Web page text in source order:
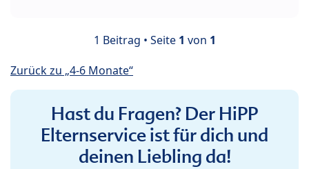
1 Beitrag • Seite 1 von 1
Zurück zu „4-6 Monate“
Hast du Fragen? Der HiPP
Elternservice ist für dich und
deinen Liebling da!